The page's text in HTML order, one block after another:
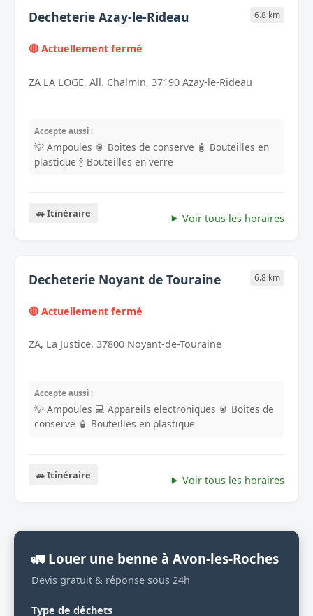
Decheterie Azay-le-Rideau 6.8 km
🔴 Actuellement fermé
ZA LA LOGE, All. Chalmin, 37190 Azay-le-Rideau
Accepte aussi :
💡 Ampoules 🥫 Boites de conserve 🧴 Bouteilles en
plastique 🍾 Bouteilles en verre
🚗 Itinéraire Voir tous les horaires
Decheterie Noyant de Touraine 6.8 km
🔴 Actuellement fermé
ZA, La Justice, 37800 Noyant-de-Touraine
Accepte aussi :
💡 Ampoules 💻 Appareils electroniques 🥫 Boites de
conserve 🧴 Bouteilles en plastique
🚗 Itinéraire Voir tous les horaires
🚛 Louer une benne à Avon-les-Roches
Devis gratuit & réponse sous 24h
Type de déchets